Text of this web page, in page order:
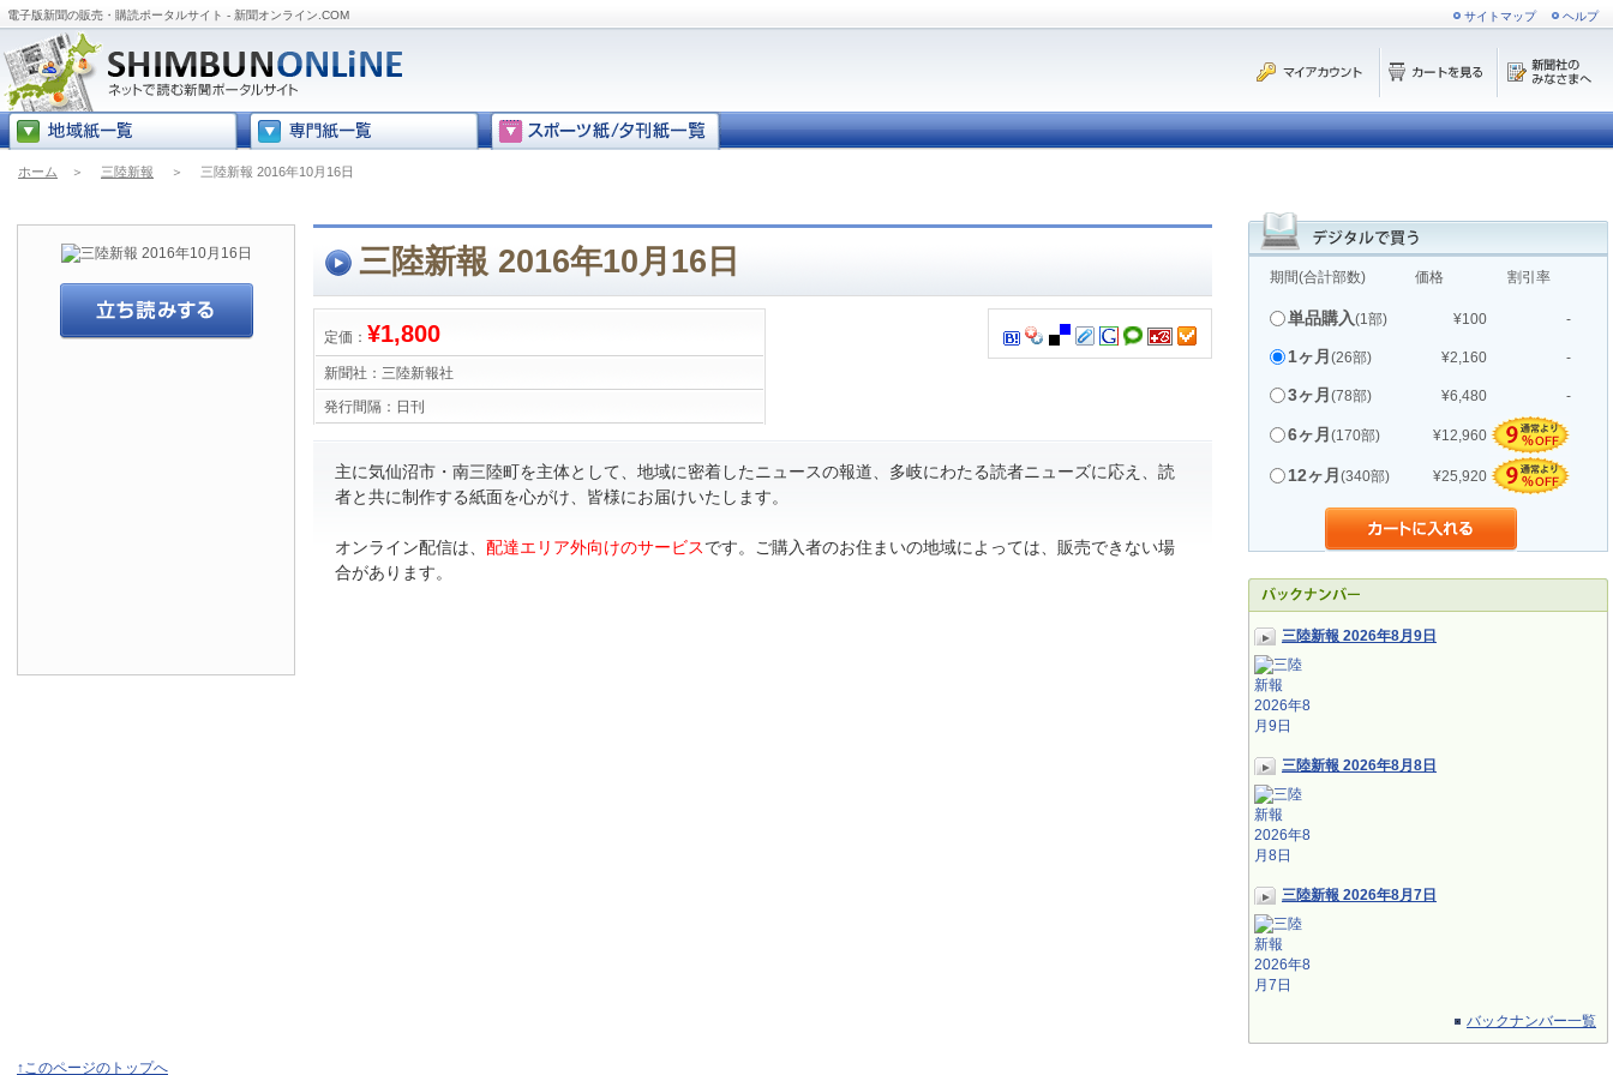
電子版新聞の販売・購読ポータルサイト - 新聞オンライン.COM サイトマップ ヘルプ
ホーム ＞ 三陸新報 ＞ 三陸新報 2016年10月16日
期間(合計部数) 価格 割引率
単品購入(1部) ¥100 -
1ヶ月 (26部) ¥2,160 -
3ヶ月 (78部) ¥6,480 -
6ヶ月 (170部) ¥12,960
12ヶ月 (340部) ¥25,920
三陸新報 2026年8月9日
三陸新報 2026年8月8日
三陸新報 2026年8月7日
バックナンバー一覧
三陸新報 2016年10月16日
定価： ¥1,800
新聞社： 三陸新報社
発行間隔： 日刊
主に気仙沼市・南三陸町を主体として、地域に密着したニュースの報道、多岐にわたる読者ニューズに応え、読
者と共に制作する紙面を心がけ、皆様にお届けいたします。
オンライン配信は、 配達エリア外向けのサービスです。ご購入者のお住まいの地域によっては、販売できない場
合があります。
↑このページのトップへ